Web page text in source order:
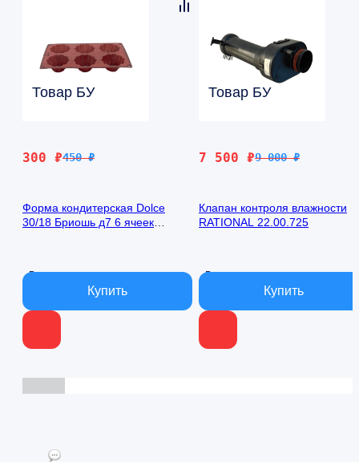
Товар БУ
450₽
Первоначальная
450 ₽.
300 ₽
Текущая
Форма кондитерская Dolce
30/18 Бриошь д7 6 ячеек
В наличии
Товар БУ
9 000₽
Первоначальная
9
7 500 ₽
Текущая
500 ₽.
Клапан контроля влажности
RATIONAL 22.00.725
В наличии